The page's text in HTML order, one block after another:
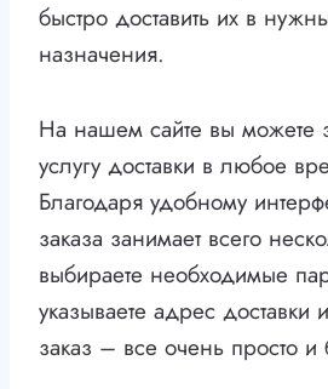
быстро доставить их в
назначения.
На нашем сайте вы можете
услугу доставки в любое
Благодаря удобному
заказа занимает всего
выбираете необходимые
указываете адрес доставки
заказ – все очень просто и